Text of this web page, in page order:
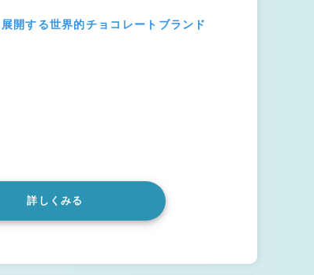
開する世界的チョコレートブランド
詳しくみる